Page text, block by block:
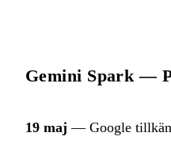
Gemini Spark —
19 maj — Google